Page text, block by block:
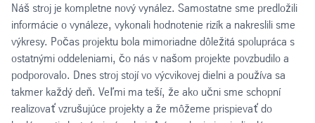
Náš stroj je kompletne nový vynález. Samostatne sme predložili
informácie o vynáleze, vykonali hodnotenie rizík a nakreslili sme
výkresy. Počas projektu bola mimoriadne dôležitá spolupráca s
ostatnými oddeleniami, čo nás v našom projekte povzbudilo a
podporovalo. Dnes stroj stojí vo výcvikovej dielni a používa sa
takmer každý deň. Veľmi ma teší, že ako učni sme schopní
realizovať vzrušujúce projekty a že môžeme prispievať do